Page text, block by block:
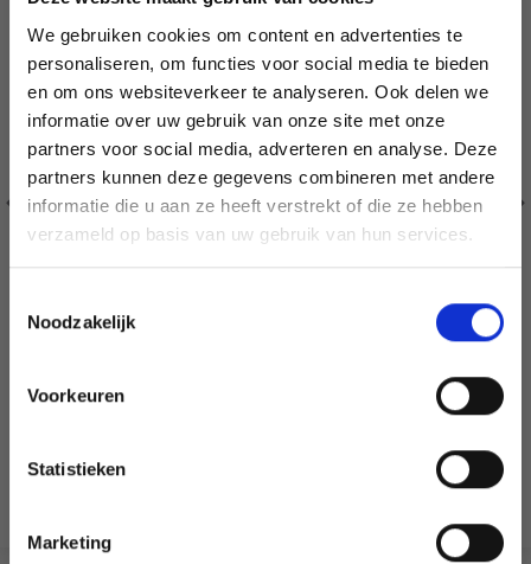
We gebruiken cookies om content en advertenties te
personaliseren, om functies voor social media te bieden
en om ons websiteverkeer te analyseren. Ook delen we
informatie over uw gebruik van onze site met onze
partners voor social media, adverteren en analyse. Deze
partners kunnen deze gegevens combineren met andere
informatie die u aan ze heeft verstrekt of die ze hebben
verzameld op basis van uw gebruik van hun services.
Noodzakelijk
Voorkeuren
Statistieken
Marketing
DROPS PRO SPARK AIGUILLES CIRCULAIRES 80 CM
(2.00-10.00 MM)
Ajouter au panier
Économisez jusqu'à 50 %
Soyez le premier à connaître nos soldes et
Wil je liever nieuws ontvangen over onze